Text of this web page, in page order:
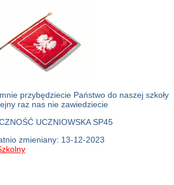
przybędziecie Państwo do naszej szkoły
raz nas nie zawiedziecie
UCZNIOWSKA SP45
zmieniany: 13-12-2023